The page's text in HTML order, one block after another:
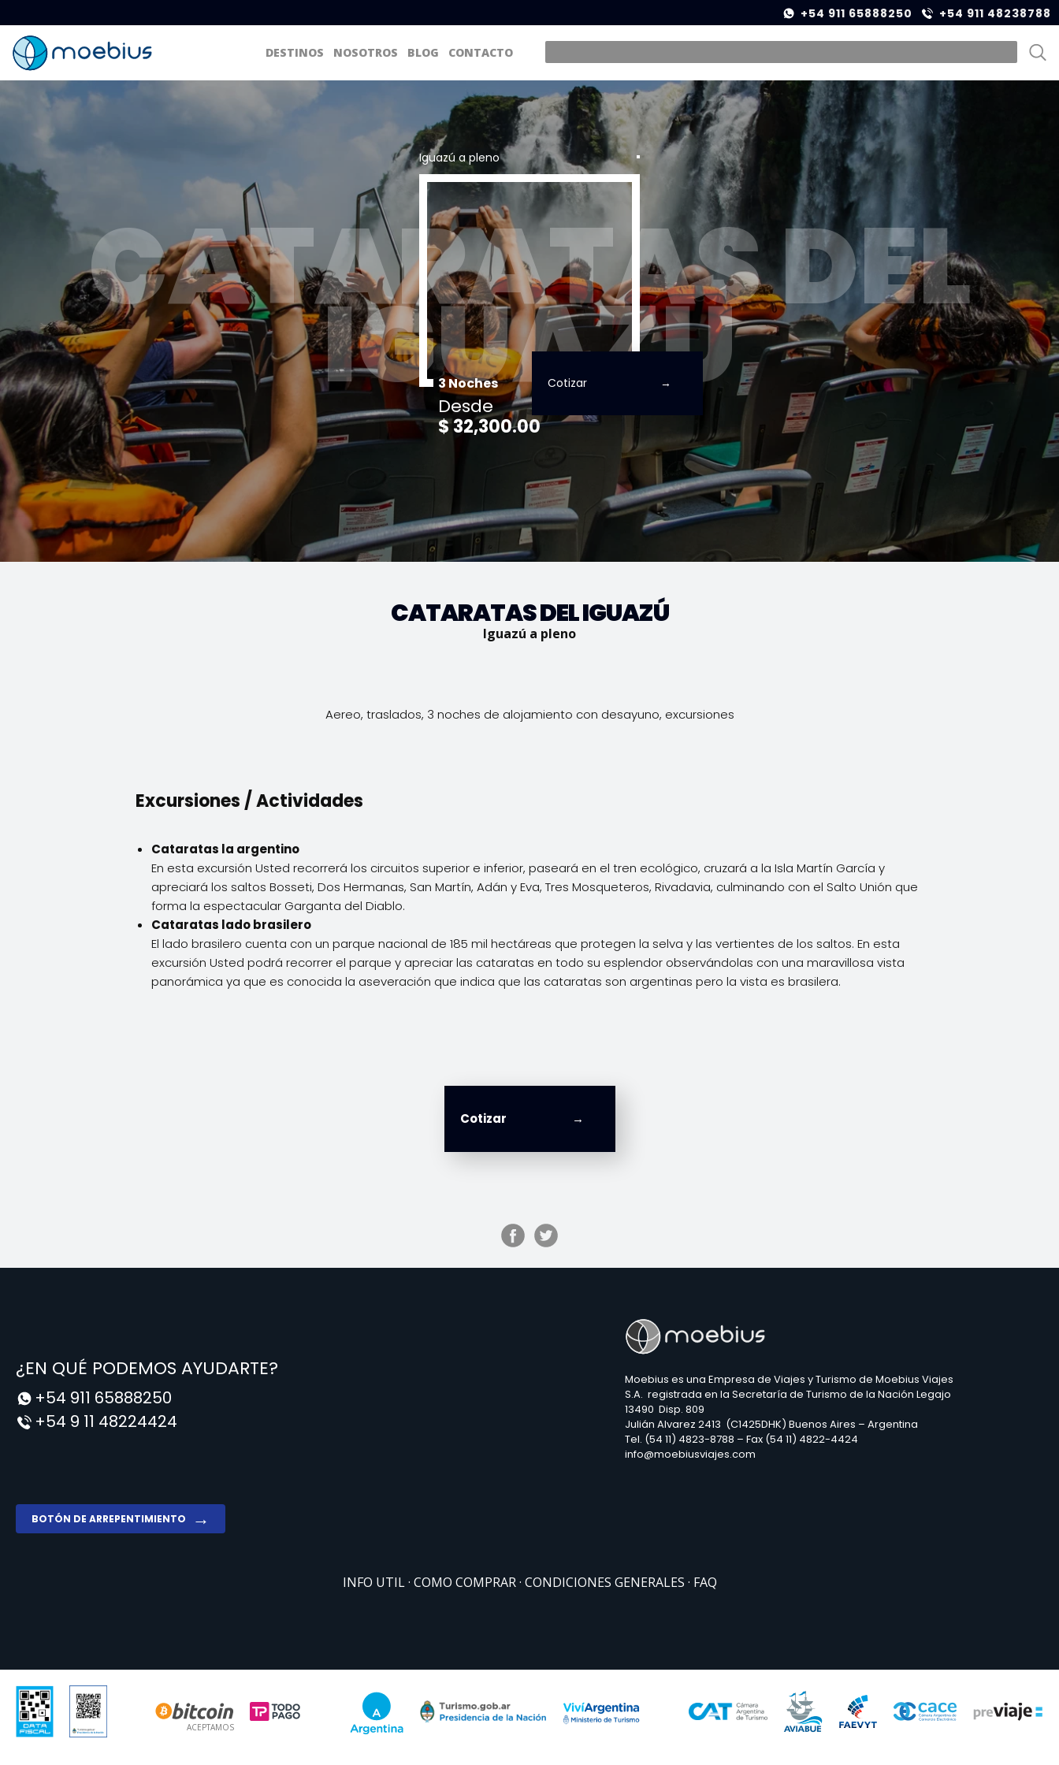
+54 911 65888250 +54 911 48238788
DESTINOS NOSOTROS BLOG CONTACTO
CATARATAS DEL
IGUAZÚ
Iguazú a pleno
3 Noches
Desde
$ 32,300.00
Cotizar
CATARATAS DEL IGUAZÚ
Iguazú a pleno
Aereo, traslados, 3 noches de alojamiento con desayuno, excursiones
Excursiones / Actividades
Cataratas la argentino
En esta excursión Usted recorrerá los circuitos superior e inferior, paseará en el tren ecológico, cruzará a la Isla Martín García y
apreciará los saltos Bosseti, Dos Hermanas, San Martín, Adán y Eva, Tres Mosqueteros, Rivadavia, culminando con el Salto Unión que
forma la espectacular Garganta del Diablo.
Cataratas lado brasilero
El lado brasilero cuenta con un parque nacional de 185 mil hectáreas que protegen la selva y las vertientes de los saltos. En esta
excursión Usted podrá recorrer el parque y apreciar las cataratas en todo su esplendor observándolas con una maravillosa vista
panorámica ya que es conocida la aseveración que indica que las cataratas son argentinas pero la vista es brasilera.
Cotizar
¿EN QUÉ PODEMOS AYUDARTE?
+54 911 65888250
+54 9 11 48224424
Moebius es una Empresa de Viajes y Turismo de Moebius Viajes
S.A. registrada en la Secretaría de Turismo de la Nación Legajo
13490 Disp. 809
Julián Alvarez 2413 (C1425DHK) Buenos Aires – Argentina
Tel. (54 11) 4823-8788 – Fax (54 11) 4822-4424
info@moebiusviajes.com
BOTÓN DE ARREPENTIMIENTO
INFO UTIL COMO COMPRAR CONDICIONES GENERALES FAQ
ACEPTAMOS